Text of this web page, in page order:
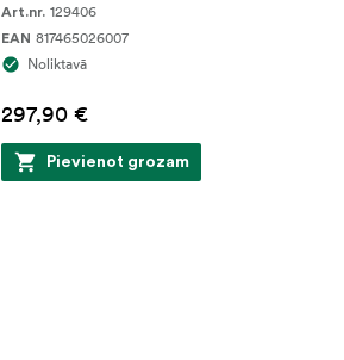
Art.nr. 129406
EAN 817465026007
Noliktavā
297,90 €
Pievienot grozam